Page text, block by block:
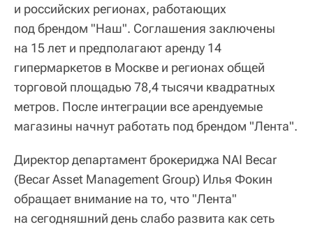
и российских регионах, работающих
под брендом "Наш". Соглашения заключены
на 15 лет и предполагают аренду 14
гипермаркетов в Москве и регионах общей
торговой площадью 78,4 тысячи квадратных
метров. После интеграции все арендуемые
магазины начнут работать под брендом "Лента".
Директор департамент брокериджа NAI Becar
(Becar Asset Management Group) Илья Фокин
обращает внимание на то, что "Лента"
на сегодняшний день слабо развита как сеть